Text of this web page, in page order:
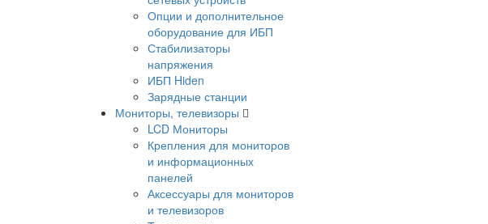
Опции и дополнительное
оборудование для ИБП
Стабилизаторы
напряжения
ИБП Hiden
Зарядные станции
Мониторы, телевизоры
LCD Мониторы
Крепления для мониторов
и информационных
панелей
Аксессуары для мониторов
и телевизоров